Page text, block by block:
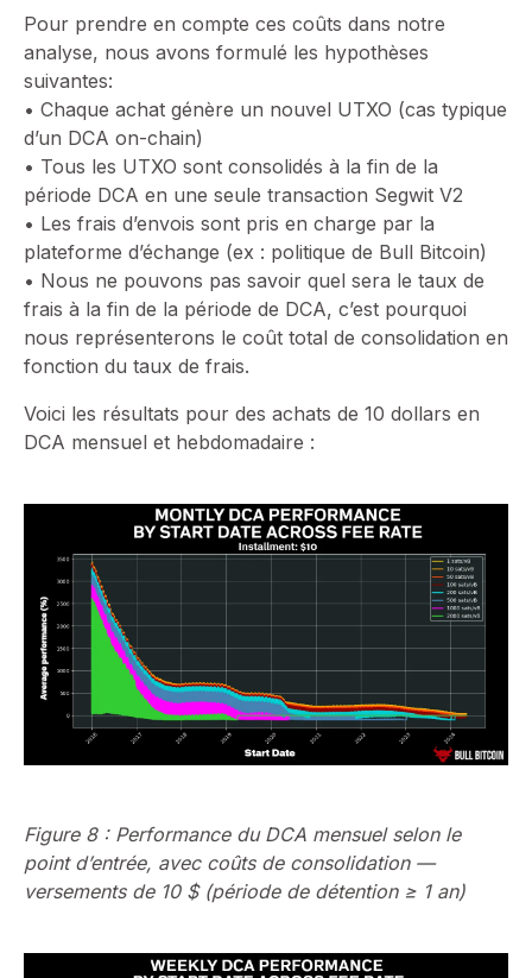
Pour prendre en compte ces coûts dans notre
analyse, nous avons formulé les hypothèses
suivantes:
• Chaque achat génère un nouvel UTXO (cas typique
d’un DCA on-chain)
• Tous les UTXO sont consolidés à la fin de la
période DCA en une seule transaction Segwit V2
• Les frais d’envois sont pris en charge par la
plateforme d’échange (ex : politique de Bull Bitcoin)
• Nous ne pouvons pas savoir quel sera le taux de
frais à la fin de la période de DCA, c’est pourquoi
nous représenterons le coût total de consolidation en
fonction du taux de frais.
Voici les résultats pour des achats de 10 dollars en
DCA mensuel et hebdomadaire :
Figure 8 : Performance du DCA mensuel selon le
point d’entrée, avec coûts de consolidation —
versements de 10 $ (période de détention ≥ 1 an)